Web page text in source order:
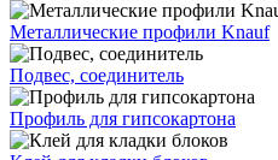
Металлические профили Knauf
Подвес, соединитель
Профиль для гипсокартона